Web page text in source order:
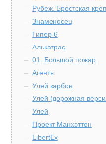
Рубеж. Брестская
Знаменосец
Гипер-6
Алькатрас
01. Большой пожар
Агенты
Улей карбон
Улей (дорожная
Улей
Проект Манхэттен
LibertEx